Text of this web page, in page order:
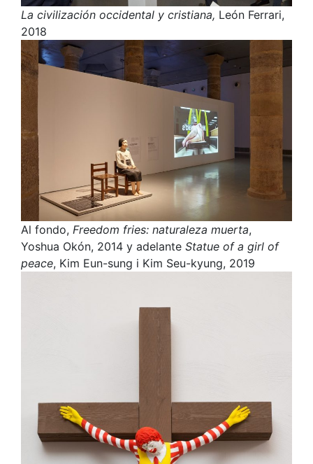
La civilización occidental y cristiana, León Ferrari,
2018
Al fondo, Freedom fries: naturaleza muerta,
Yoshua Okón, 2014 y adelante Statue of a girl of
peace, Kim Eun-sung i Kim Seu-kyung, 2019